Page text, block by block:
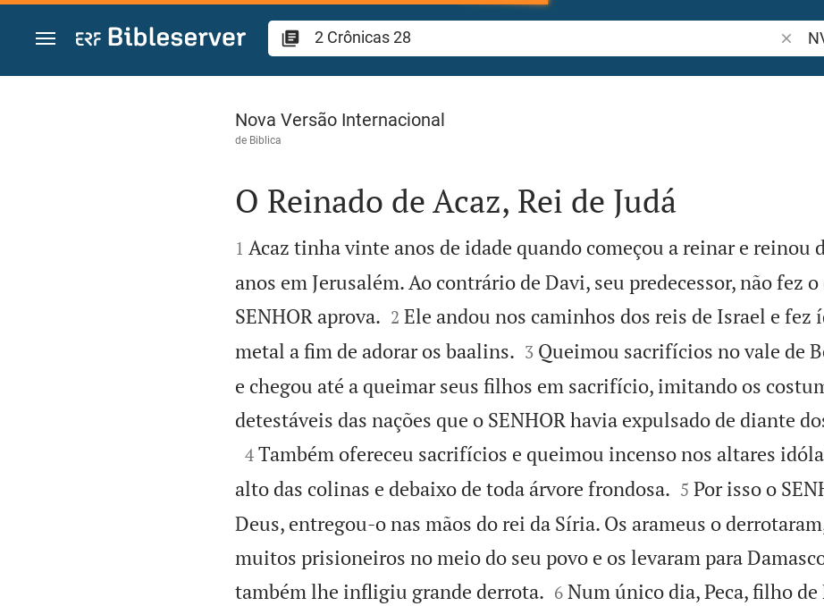
Ir para o conteúdo
2 Crônicas 28
Nova Versão Internacional
de Biblica

O Reinado de Acaz, Rei de Judá

1 Acaz tinha vinte anos de idade quando começou a reinar e reinou
anos em Jerusalém. Ao contrário de Davi, seu predecessor, não fez o
SENHOR aprova.
2 Ele andou nos caminhos dos reis de Israel e fez
metal a fim de adorar os baalins.
3 Queimou sacrifícios no vale de
e chegou até a queimar seus filhos em sacrifício, imitando os
detestáveis das nações que o SENHOR havia expulsado de diante

4 Também ofereceu sacrifícios e queimou incenso nos altares
alto das colinas e debaixo de toda árvore frondosa.
5 Por isso o
Deus, entregou-o nas mãos do rei da Síria. Os arameus o
muitos prisioneiros no meio do seu povo e os levaram para
também lhe infligiu grande derrota.
6 Num único dia, Peca, filho de